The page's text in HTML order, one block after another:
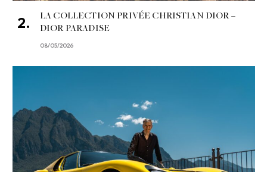
LA COLLECTION PRIVÉE CHRISTIAN DIOR –
DIOR PARADISE
08/05/2026